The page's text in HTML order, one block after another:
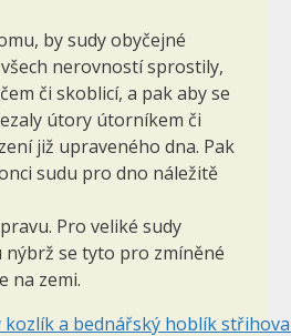
by sudy obyčejné
ne­rovností sprostily,
či skoblicí, a pak aby se
útory útorníkem či
již upraveného dna. Pak
sudu pro dno náležitě
Pro veliké sudy
nýbrž se tyto pro zmíněné
na zemi.